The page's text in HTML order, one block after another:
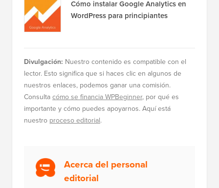
Cómo instalar Google Analytics en
WordPress para principiantes
Divulgación: Nuestro contenido es compatible con el
lector. Esto significa que si haces clic en algunos de
nuestros enlaces, podemos ganar una comisión.
Consultacómo se financia WPBeginner, por qué es
importante y cómo puedes apoyarnos. Aquí está
nuestro proceso editorial.
Acerca del personal
editorial